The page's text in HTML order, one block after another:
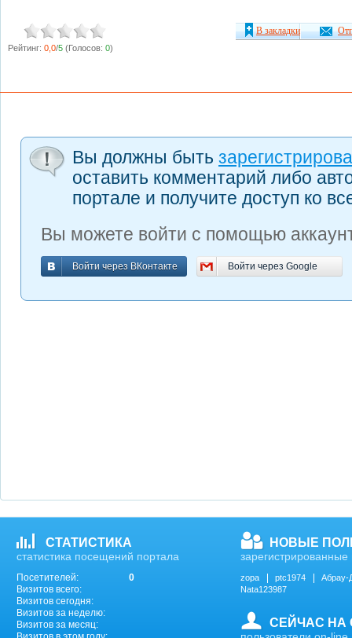
Рейтинг: 0,0/5 (Голосов: 0)
В закладки
Вы должны быть
оставить комментарий либо
портале и получите доступ ко
Вы можете войти с помощью
Войти через ВКонтакте
Войти через ВКонтакте Войти через Google
Войти через Google
СТАТИСТИКА
статистика посещений портала
Посетителей:
0
Визитов всего:
Визитов сегодня:
Визитов за неделю:
Визитов за месяц:
НОВЫЕ
зарегистрированные
zopa ptc1974
Абрау-
Nata123987
СЕЙЧАС НА